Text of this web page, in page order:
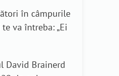
în câmpurile
va întreba: „Ei
David Brainerd